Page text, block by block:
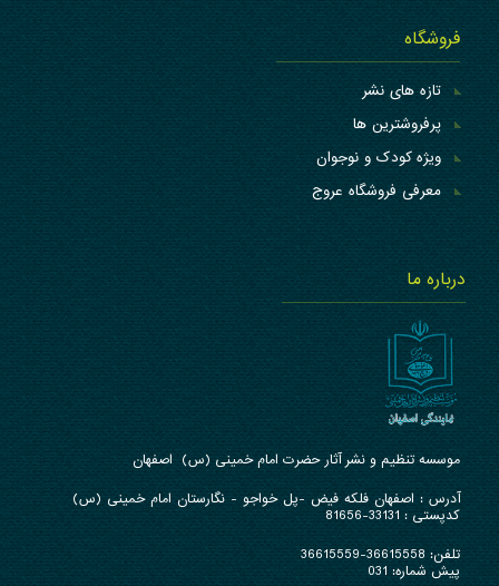
فروشگاه
تازه های نشر
پرفروشترین ها
ویژه کودک و نوجوان
معرفی فروشگاه عروج
درباره ما
موسسه تنظیم و نشر آثار حضرت امام خمینی (س) اصفهان
آدرس : اصفهان فلکه فیض -پل خواجو - نگارستان امام خمینی (س)
کدپستی : 33131-81656
تلفن: 36615558-36615559
پیش شماره: 031